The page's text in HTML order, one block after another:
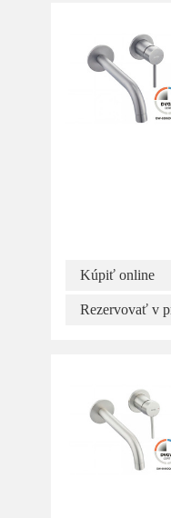
Kúpiť online
Rezervovať v